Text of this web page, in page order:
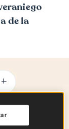
de la
+